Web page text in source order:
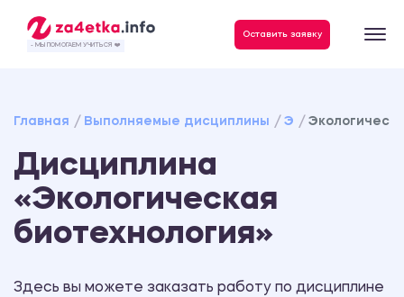
- МЫ ПОМОГАЕМ УЧИТЬСЯ ❤️
Оставить заявку
Главная Выполняемые дисциплины Э
Дисциплина
«Экологическая
биотехнология»
Здесь вы можете заказать работу по дисциплине